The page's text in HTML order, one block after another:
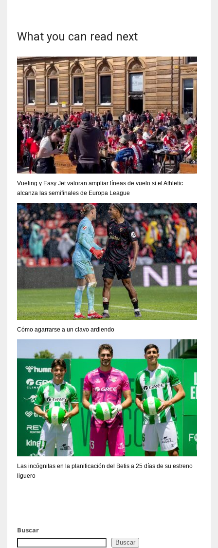
What you can read next
Vueling y Easy Jet valoran ampliar líneas de vuelo si el Athletic
alcanza las semifinales de Europa League
Cómo agarrarse a un clavo ardiendo
Las incógnitas en la planificación del Betis a 25 días de su estreno
liguero
Buscar
Buscar